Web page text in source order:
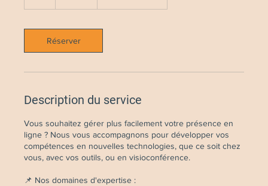
Réserver
Description du service
Vous souhaitez gérer plus facilement votre présence en
ligne ? Nous vous accompagnons pour développer vos
compétences en nouvelles technologies, que ce soit chez
vous, avec vos outils, ou en visioconférence.
📌 Nos domaines d'expertise :